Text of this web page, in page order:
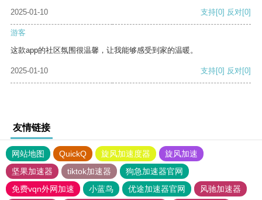
2025-01-10 支持[0] 反对[0]
游客
这款app的社区氛围很温馨，让我能够感受到家的温暖。
2025-01-10 支持[0] 反对[0]
友情链接
网站地图 QuickQ 旋风加速度器
旋风加速
坚果加速器
tiktok加速器
狗急加速器官网
免费vqn外网加速
小蓝鸟 优途加速器官网
风驰加速器